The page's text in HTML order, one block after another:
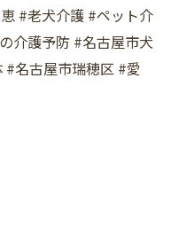
#老犬介護 #ペット介
介護予防 #名古屋市犬
#名古屋市瑞穂区 #愛